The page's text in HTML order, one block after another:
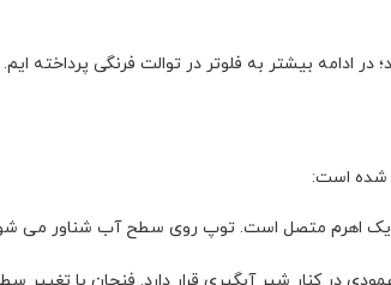
ادامه بیشتر به فلوتر در توالت فرنگی پرداخته ایم.
شده است:
اهرم متصل است. توپ روی سطح آب شناور می شود و